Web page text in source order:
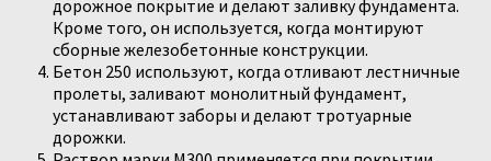
дорожное покрытие и делают заливку фундамента.
Кроме того, он используется, когда монтируют
сборные железобетонные конструкции.
Бетон 250 используют, когда отливают лестничные
пролеты, заливают монолитный фундамент,
устанавливают заборы и делают тротуарные
дорожки.